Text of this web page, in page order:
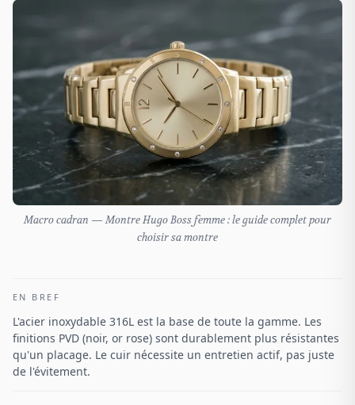
Macro cadran — Montre Hugo Boss femme : le guide complet pour
choisir sa montre
EN BREF
L'acier inoxydable 316L est la base de toute la gamme. Les
finitions PVD (noir, or rose) sont durablement plus résistantes
qu'un placage. Le cuir nécessite un entretien actif, pas juste
de l'évitement.